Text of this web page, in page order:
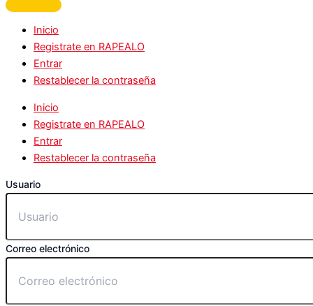
Inicio
Registrate en RAPEALO
Entrar
Restablecer la contraseña
Inicio
Registrate en RAPEALO
Entrar
Restablecer la contraseña
Usuario
Correo electrónico